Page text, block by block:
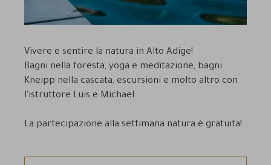
Vivere e sentire la natura in Alto Adige!
Bagni nella foresta, yoga e meditazione, bagni
Kneipp nella cascata, escursioni e molto altro con
l'istruttore Luis e Michael.
La partecipazione alla settimana natura è gratuita!